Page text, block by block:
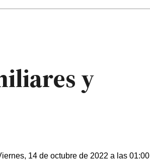
y
14 de octubre de 2022 a las 01:00